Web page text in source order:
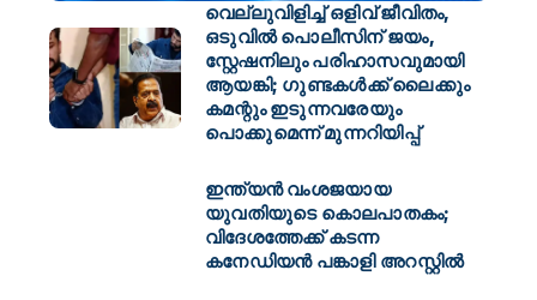
വെല്ലുവിളിച്ച് ഒളിവ് ജീവിതം,
ഒടുവിൽ പൊലീസിന് ജയം,
സ്റ്റേഷനിലും പരിഹാസവുമായി
ആയങ്കി; ​ഗുണ്ടകൾക്ക് ലൈക്കും
കമന്റും ഇടുന്നവരേയും
പൊക്കുമെന്ന് മുന്നറിയിപ്പ്
ഇന്ത്യൻ വംശജയായ
യുവതിയുടെ കൊലപാതകം;
വിദേശത്തേക്ക് കടന്ന
കനേഡിയൻ പങ്കാളി അറസ്റ്റിൽ